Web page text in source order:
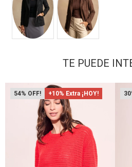
TE PUEDE
54 +10% Extra ¡HOY! 30